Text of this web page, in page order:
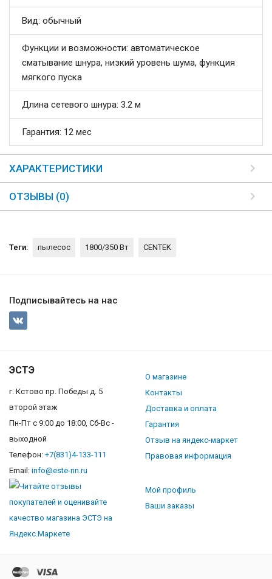
Вид: обычный
Функции и возможности: автоматическое
сматывание шнура, низкий уровень шума, функция
мягкого пуска
Длина сетевого шнура: 3.2 м
Гарантия: 12 мес
ХАРАКТЕРИСТИКИ
ОТЗЫВЫ (0)
Теги: пылесос 1800/350 Вт CENTEK
Подписывайтесь на нас
ЭСТЭ
г. Кстово пр. Победы д. 5
второй этаж
Пн-Пт с 9:00 до 18:00, Сб-Вс -
выходной
Телефон: +7(831)4-133-111
Email: info@este-nn.ru
О магазине
Контакты
Доставка и оплата
Гарантия
Отзыв на яндекс-маркет
Правовая информация
Мой профиль
Ваши заказы